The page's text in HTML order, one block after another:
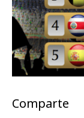
Comparte